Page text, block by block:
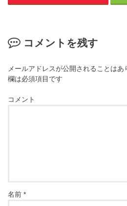
コメントを残す
メールアドレスが公開されることはあ
欄は必須項目です
コメント
名前*